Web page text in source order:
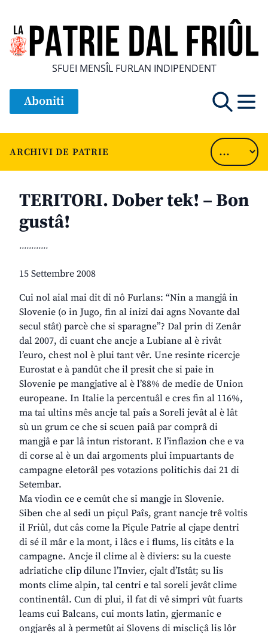
SFUEI MENSÎL FURLAN INDIPENDENT
Aboniti
ARCHIVI DE PATRIE
TERITORI. Dober tek! – Bon
gustâ!
............
15 Settembre 2008
Cui nol aial mai dit di nô Furlans: “Nin a mangjâ in
Slovenie (o in Jugo, fin al inizi dai agns Novante dal
secul stât) parcè che si sparagne”? Dal prin di Zenâr
dal 2007, di cuant che ancje a Lubiane al è rivât
l’euro, chest nol è plui tant vêr. Une resinte ricercje
Eurostat e à pandût che il presit che si paie in
Slovenie pe mangjative al è l’88% de medie de Union
europeane. In Italie la percentuâl e cres fin al 116%,
ma tai ultins mês ancje tal paîs a Soreli jevât al è lât
sù un grum ce che si scuen paiâ par comprâ di
mangjâ e par lâ intun ristorant. E l’inflazion che e va
di corse al è un dai argoments plui impuartants de
campagne eletorâl pes votazions politichis dai 21 di
Setembar.
Ma viodìn ce e cemût che si mangje in Slovenie.
Siben che al sedi un piçul Paîs, grant nancje trê voltis
il Friûl, dut câs come la Piçule Patrie al cjape dentri
di sé il mâr e la mont, i lâcs e i flums, lis citâts e la
campagne. Ancje il clime al è diviers: su la cueste
adriatiche clip dilunc l’Invier, cjalt d’Istât; su lis
monts clime alpin, tal centri e tal soreli jevât clime
continentâl. Cun di plui, il fat di vê simpri vût fuarts
leams cui Balcans, cui monts latin, gjermanic e
ongjarês al à permetût ai Slovens di miscliçâ lis lôr